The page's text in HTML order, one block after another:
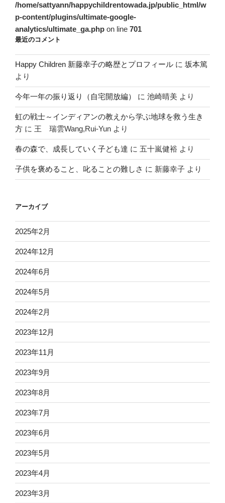
/home/sattyann/happychildrentowada.jp/public_html/w
p-content/plugins/ultimate-google-
analytics/ultimate_ga.php on line 701
最近のコメント
Happy Children 新藤幸子の略歴とプロフィール に 坂本篤
より
今年一年の振り返り（自宅開放編） に 池崎晴美 より
虹の戦士～インディアンの教えから学ぶ地球を救う生き
方 に 王 瑞雲Wang,Rui-Yun より
春の森で、成長していく子ども達 に 五十嵐健裕 より
子供を褒めること、叱ることの難しさ に 新藤幸子 より
アーカイブ
2025年2月
2024年12月
2024年6月
2024年5月
2024年2月
2023年12月
2023年11月
2023年9月
2023年8月
2023年7月
2023年6月
2023年5月
2023年4月
2023年3月